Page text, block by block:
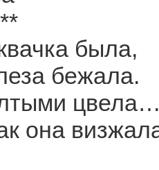
была,
бежала.
она